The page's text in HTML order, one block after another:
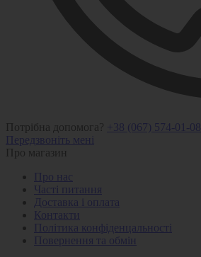
Потрібна допомога? +38 (067) 574-01-08
Передзвоніть мені
Про магазин
Про нас
Часті питання
Доставка і оплата
Контакти
Політика конфіденцальності
Повернення та обмін